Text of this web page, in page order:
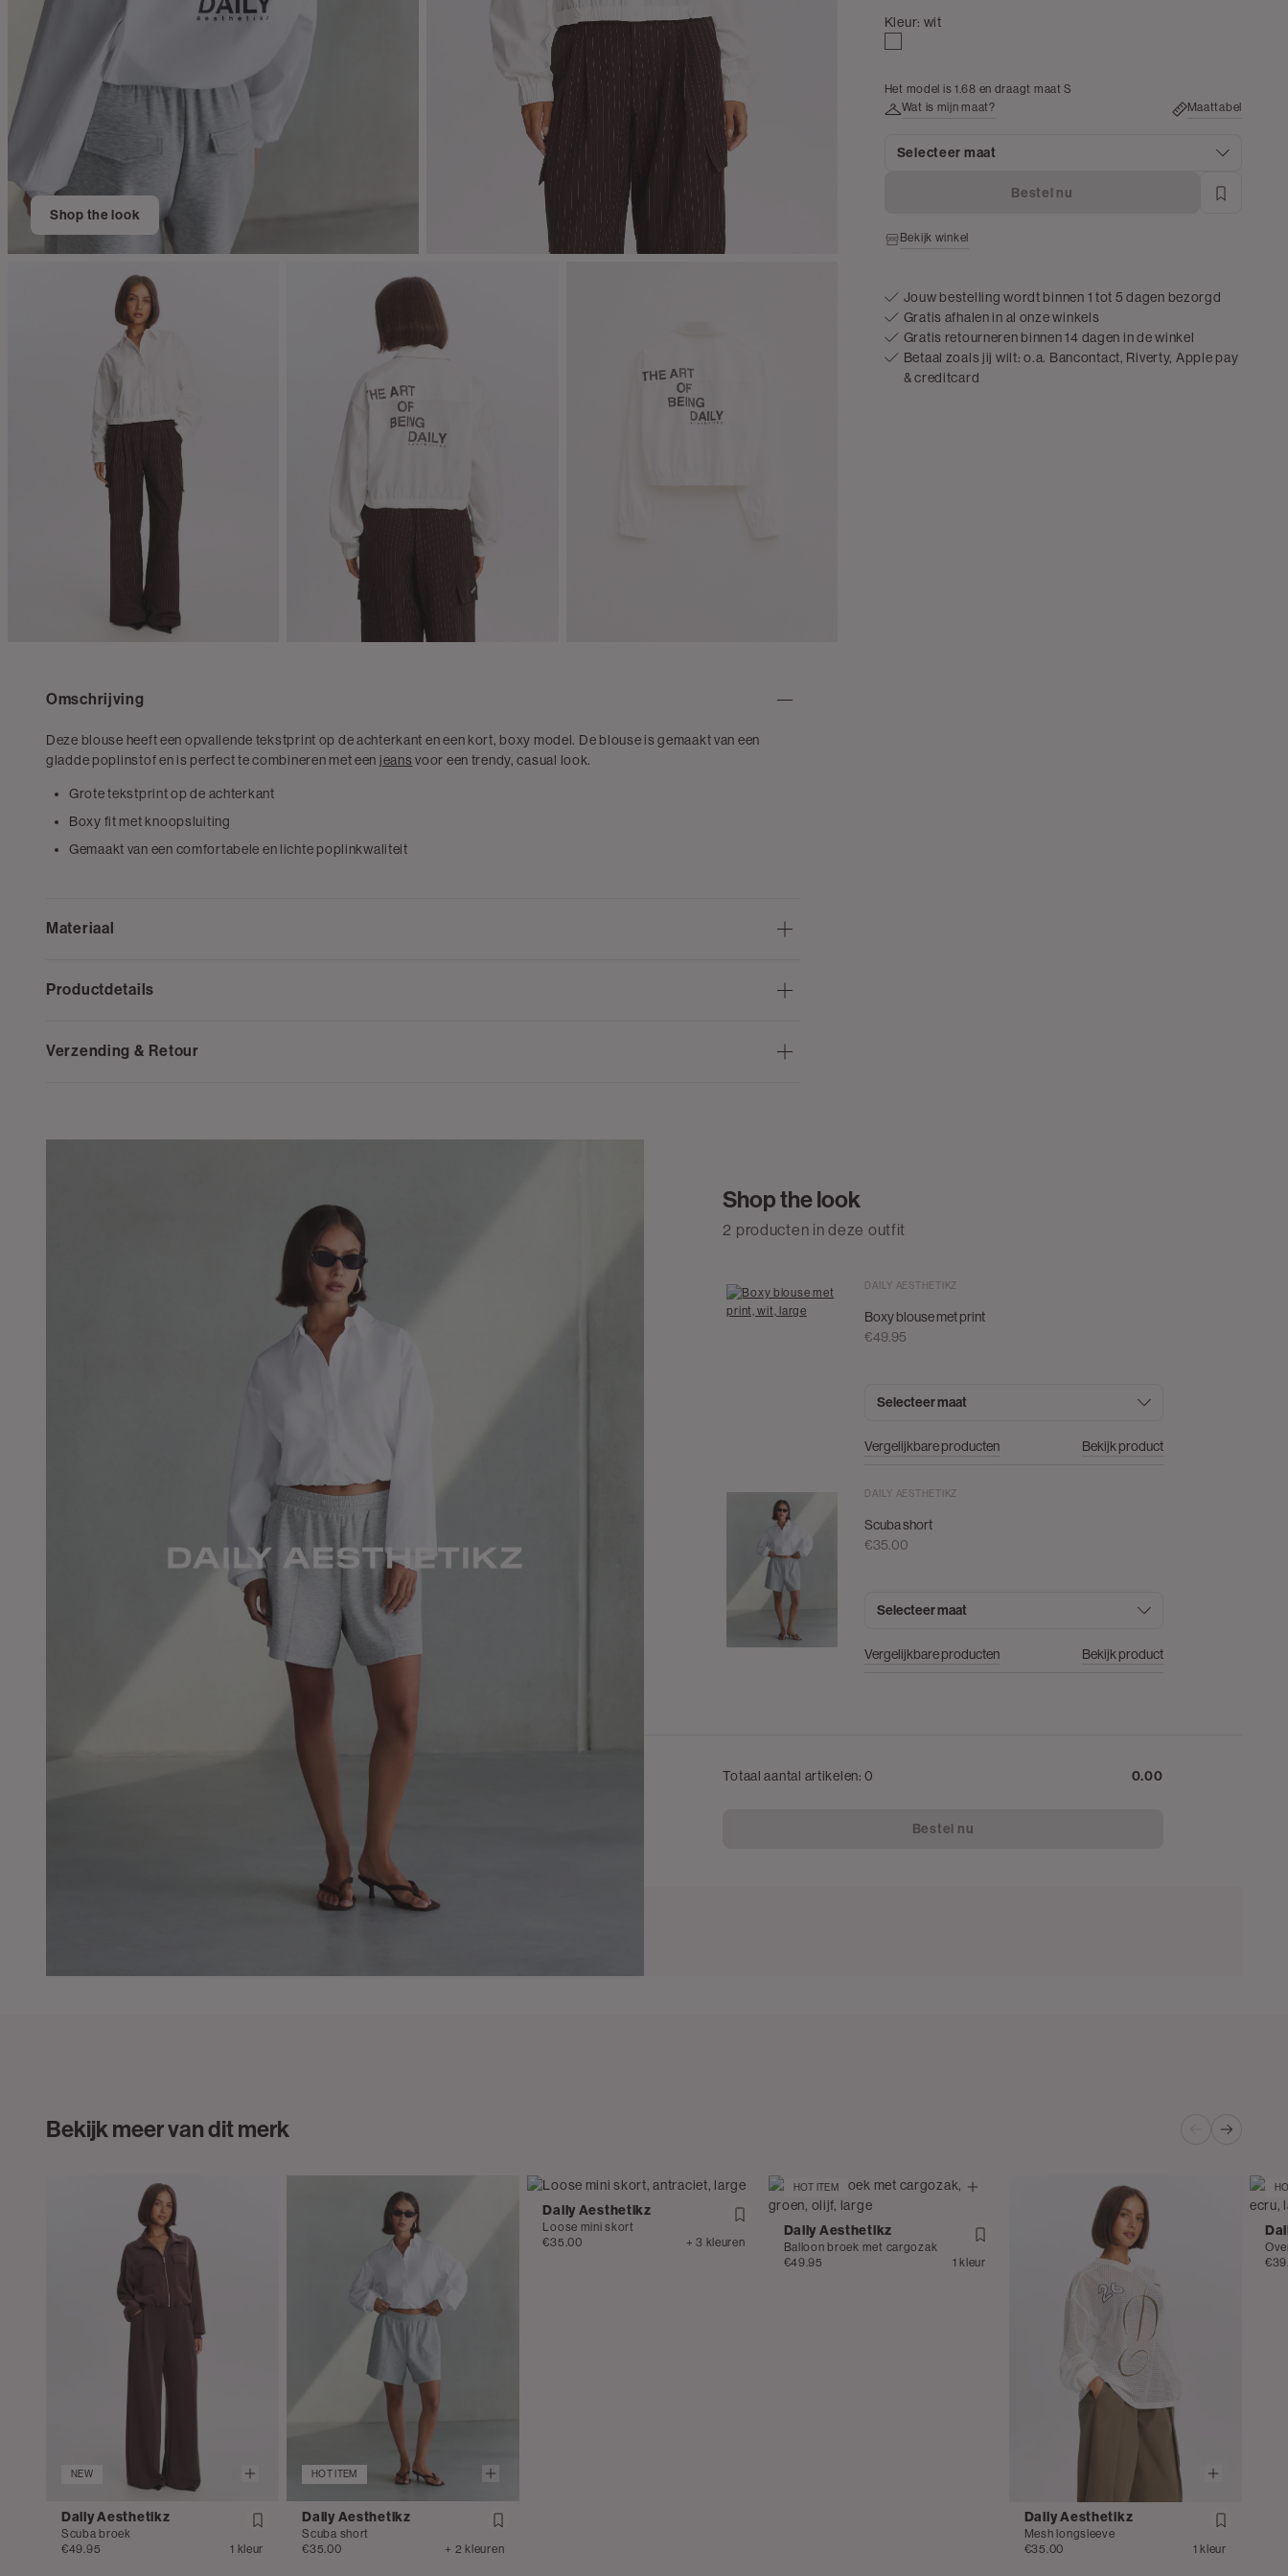
Shop the look
Kleur: wit
Het model is 1.68 en draagt maat S
Wat is mijn maat?
Maattabel
Selecteer maat
Bestel nu
Bekijk winkel
Jouw bestelling wordt binnen 1 tot 5 dagen bezorgd
Gratis afhalen in al onze winkels
Gratis retourneren binnen 14 dagen in de winkel
Betaal zoals jij wilt: o.a. Bancontact, Riverty, Apple pay
& creditcard
Omschrijving
Deze blouse heeft een opvallende tekstprint op de achterkant en een kort, boxy model. De blouse is gemaakt van een
gladde poplinstof en is perfect te combineren met een jeansvoor een trendy, casual look.
Grote tekstprint op de achterkant
Boxy fit met knoopsluiting
Gemaakt van een comfortabele en lichte poplinkwaliteit
Materiaal
Productdetails
Verzending & Retour
Shop the look
2 producten in deze outfit
DAILY AESTHETIKZ
Boxy blouse met print
€49.95
Selecteer maat
Vergelijkbare producten Bekijk product
DAILY AESTHETIKZ
Scuba short
€35.00
Selecteer maat
Vergelijkbare producten Bekijk product
Totaal aantal artikelen:0 0.00
Bestel nu
Bekijk meer van dit merk
NEW
Daily Aesthetikz
Scuba broek
€49.95
1 kleur
HOT ITEM
Daily Aesthetikz
Scuba short
€35.00
+ 2 kleuren
Daily Aesthetikz
Loose mini skort
€35.00
+ 3 kleuren
HOT ITEM
Daily Aesthetikz
Balloon broek met cargozak
€49.95
1 kleur
Daily Aesthetikz
Mesh longsleeve
€35.00
1 kleur